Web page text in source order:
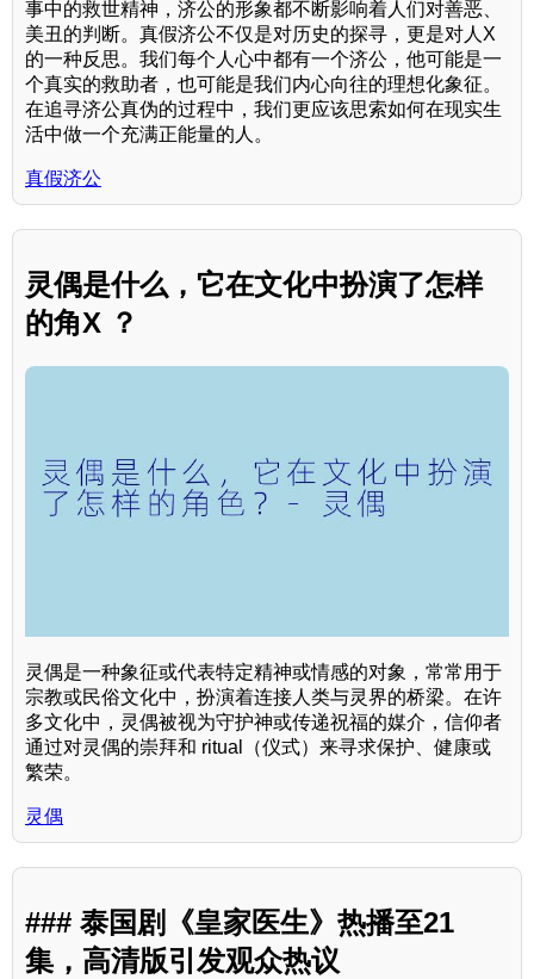
事中的救世精神，济公的形象都不断影响着人们对善恶、
美丑的判断。真假济公不仅是对历史的探寻，更是对人X
的一种反思。我们每个人心中都有一个济公，他可能是一
个真实的救助者，也可能是我们内心向往的理想化象征。
在追寻济公真伪的过程中，我们更应该思索如何在现实生
活中做一个充满正能量的人。
真假济公
灵偶是什么，它在文化中扮演了怎样
的角X ？
灵偶是一种象征或代表特定精神或情感的对象，常常用于
宗教或民俗文化中，扮演着连接人类与灵界的桥梁。在许
多文化中，灵偶被视为守护神或传递祝福的媒介，信仰者
通过对灵偶的崇拜和 ritual（仪式）来寻求保护、健康或
繁荣。
灵偶
### 泰国剧《皇家医生》热播至21
集，高清版引发观众热议